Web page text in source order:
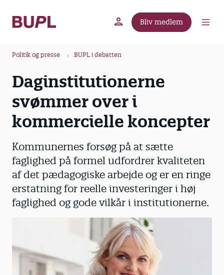
Bliv medlem
Politik og presse BUPL i debatten
Daginstitutionerne
svømmer over i
kommercielle koncepter
Kommunernes forsøg på at sætte
faglighed på formel udfordrer kvaliteten
af det pædagogiske arbejde og er en ringe
erstatning for reelle investeringer i høj
faglighed og gode vilkår i institutionerne.